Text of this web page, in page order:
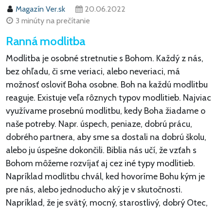
Magazín Ver.sk
20.06.2022
3 minúty na prečítanie
Ranná modlitba
Modlitba je osobné stretnutie s Bohom. Každý z nás,
bez ohľadu, či sme veriaci, alebo neveriaci, má
možnosť osloviť Boha osobne. Boh na každú modlitbu
reaguje. Existuje veľa rôznych typov modlitieb. Najviac
využívame prosebnú modlitbu, kedy Boha žiadame o
naše potreby. Napr. úspech, peniaze, dobrú prácu,
dobrého partnera, aby sme sa dostali na dobrú školu,
alebo ju úspešne dokončili. Biblia nás učí, že vzťah s
Bohom môžeme rozvíjať aj cez iné typy modlitieb.
Napríklad modlitbu chvál, ked hovoríme Bohu kým je
pre nás, alebo jednoducho aký je v skutočnosti.
Napríklad, že je svätý, mocný, starostlivý, dobrý Otec,